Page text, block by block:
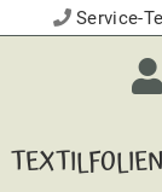
Service-
TEXTILFOLIEN